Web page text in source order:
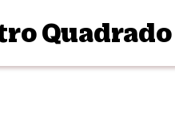
Quadrado